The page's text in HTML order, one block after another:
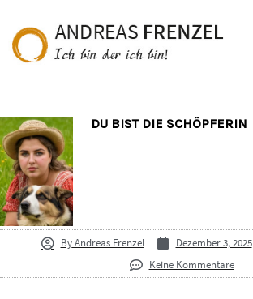
DU BIST DIE SCHÖPFERIN
ByAndreas Frenzel Dezember 3, 2025
Keine Kommentare